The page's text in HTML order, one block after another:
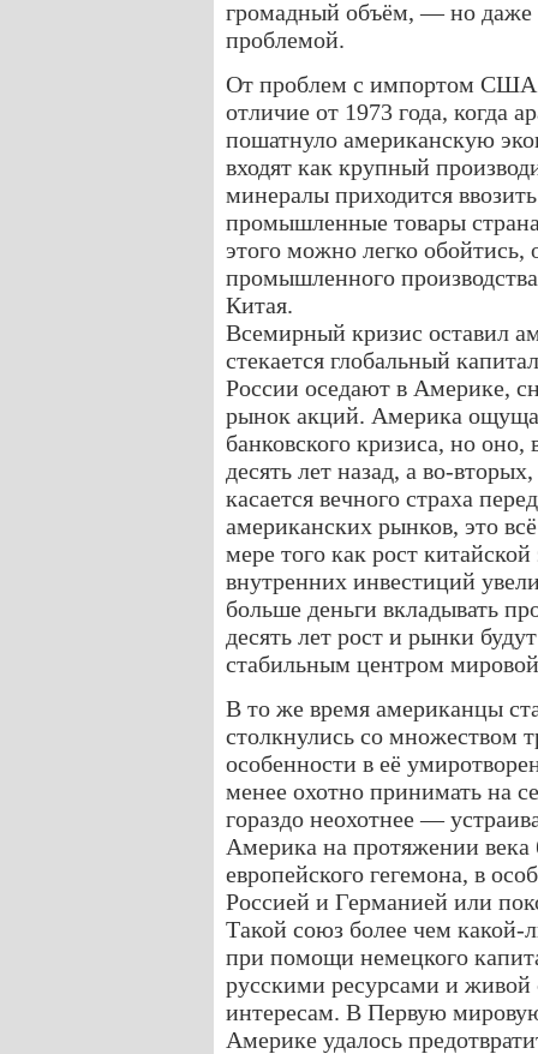
громадный объём, — но даже
проблемой.
От проблем с импортом
отличие от 1973 года, когда
пошатнуло американскую
входят как крупный
минералы приходится
промышленные товары
этого можно легко
промышленного
Китая.
Всемирный кризис оставил
стекается глобальный
России оседают в Америке,
рынок акций. Америка
банковского кризиса, но
десять лет назад, а во-
касается вечного страха
американских рынков, это
мере того как рост
внутренних инвестиций
больше деньги вкладывать
десять лет рост и рынки
стабильным центром
В то же время американцы
столкнулись со множеством
особенности в её
менее охотно принимать на
гораздо неохотнее —
Америка на протяжении века
европейского гегемона, в
Россией и Германией или
Такой союз более чем
при помощи немецкого
русскими ресурсами и
интересам. В Первую
Америке удалось